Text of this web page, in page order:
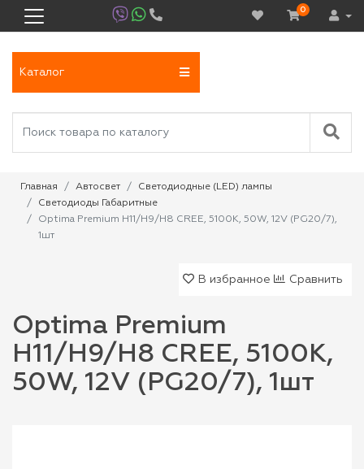
0
Каталог
Главная Автосвет
Светодиодные (LED) лампы
Светодиоды Габаритные
Optima Premium H11/H9/H8 CREE, 5100K, 50W, 12V (PG20/7),
1шт
В избранное Сравнить
Optima Premium
H11/H9/H8 CREE, 5100K,
50W, 12V (PG20/7), 1шт